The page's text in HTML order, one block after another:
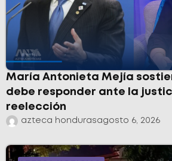
María Antonieta Mejía
debe responder ante la
reelección
azteca hondurasagosto 6, 2026